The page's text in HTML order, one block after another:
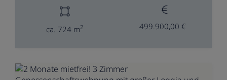
ca. 724 m2 499.900,00 €